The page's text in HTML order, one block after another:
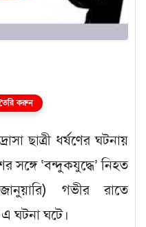
করুন
ছাত্রী ধর্ষণের ঘটনায়
‘বন্দুকযুদ্ধে’ নিহত
গভীর রাতে
এ ঘটনা ঘটে।